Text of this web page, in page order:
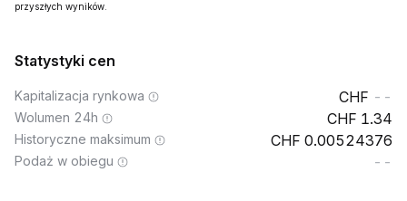
przyszłych wyników.
Statystyki cen
Kapitalizacja rynkowa --
Wolumen 24h 1.34
Historyczne maksimum 0.00524376
Podaż w obiegu --